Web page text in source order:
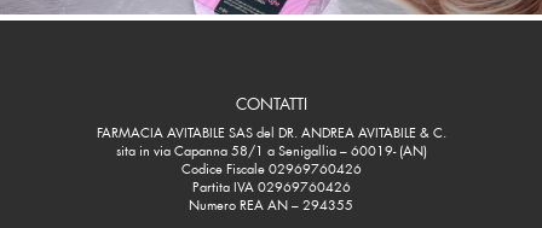
CONTATTI
FARMACIA AVITABILE SAS del DR. ANDREA AVITABILE & C.
sita in via Capanna 58/1 a Senigallia – 60019- (AN)
Codice Fiscale 02969760426
Partita IVA 02969760426
Numero REA AN – 294355